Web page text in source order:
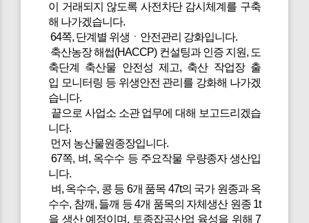
이 거래되지 않도록 사전차단 감시체계를 구축
해 나가겠습니다.
64쪽, 단계별 위생ㆍ안전관리 강화입니다.
축산농장 해썹(HACCP) 컨설팅과 인증 지원, 도
축단계 축산물 안전성 제고, 축산 작업장 출
입 모니터링 등 위생안전 관리를 강화해 나가겠
습니다.
끝으로 사업소 소관 업무에 대해 보고드리겠습
니다.
먼저 농산물원종장입니다.
67쪽, 벼, 옥수수 등 주요작물 우량종자 생산입
니다.
벼, 옥수수, 콩 등 6개 품목 47t의 국가 원종과 옥
수수, 참깨, 들깨 등 4개 품목의 자체생산 원종 1t
을 생산 예정이며, 토종잡곡산업 육성을 위해 7